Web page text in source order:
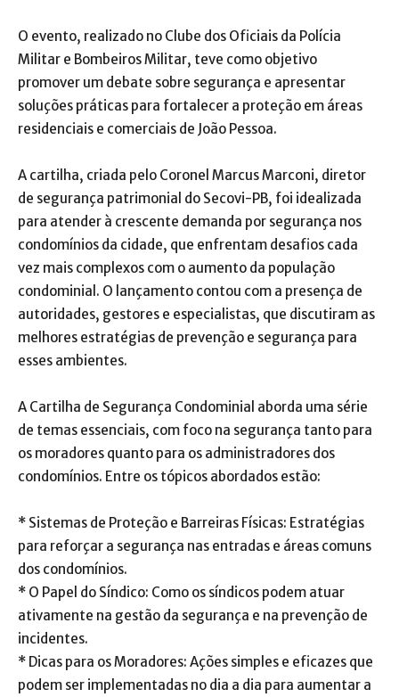
O evento, realizado no Clube dos Oficiais da Polícia
Militar e Bombeiros Militar, teve como objetivo
promover um debate sobre segurança e apresentar
soluções práticas para fortalecer a proteção em áreas
residenciais e comerciais de João Pessoa.
A cartilha, criada pelo Coronel Marcus Marconi, diretor
de segurança patrimonial do Secovi-PB, foi idealizada
para atender à crescente demanda por segurança nos
condomínios da cidade, que enfrentam desafios cada
vez mais complexos com o aumento da população
condominial. O lançamento contou com a presença de
autoridades, gestores e especialistas, que discutiram as
melhores estratégias de prevenção e segurança para
esses ambientes.
A Cartilha de Segurança Condominial aborda uma série
de temas essenciais, com foco na segurança tanto para
os moradores quanto para os administradores dos
condomínios. Entre os tópicos abordados estão:
* Sistemas de Proteção e Barreiras Físicas: Estratégias
para reforçar a segurança nas entradas e áreas comuns
dos condomínios.
* O Papel do Síndico: Como os síndicos podem atuar
ativamente na gestão da segurança e na prevenção de
incidentes.
* Dicas para os Moradores: Ações simples e eficazes que
podem ser implementadas no dia a dia para aumentar a